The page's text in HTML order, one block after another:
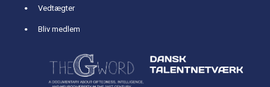
Vedtægter
Bliv medlem